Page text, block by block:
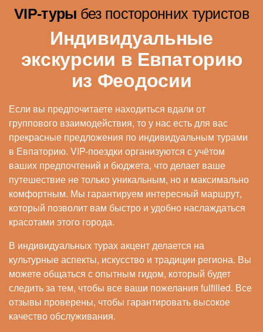
VIP-туры без посторонних туристов
Индивидуальные
экскурсии в Евпаторию
из Феодосии
Если вы предпочитаете находиться вдали от
группового взаимодействия, то у нас есть для вас
прекрасные предложения по индивидуальным турами
в Евпаторию. VIP-поездки организуются с учётом
ваших предпочтений и бюджета, что делает ваше
путешествие не только уникальным, но и максимально
комфортным. Мы гарантируем интересный маршрут,
который позволит вам быстро и удобно наслаждаться
красотами этого города.
В индивидуальных турах акцент делается на
культурные аспекты, искусство и традиции региона. Вы
можете общаться с опытным гидом, который будет
следить за тем, чтобы все ваши пожелания fulfilled. Все
отзывы проверены, чтобы гарантировать высокое
качество обслуживания.